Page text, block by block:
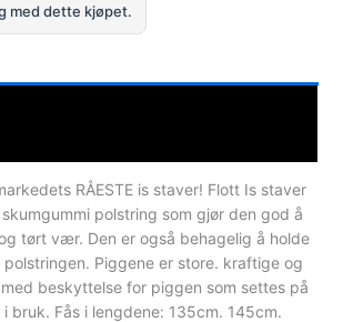
med dette kjøpet.
RÅESTE is staver! Flott Is staver
polstring som gjør den god å
tørt vær. Den er også behagelig å holde
Piggene er store. kraftige og
beskyttelse for piggen som settes på
bruk. Fås i lengdene: 135cm. 145cm.